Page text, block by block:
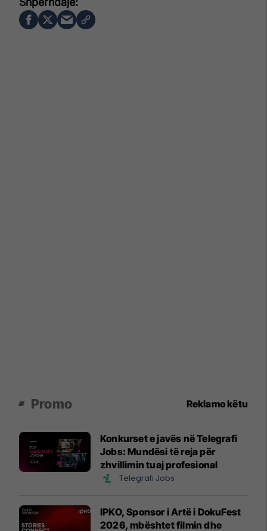
Promo Reklamo këtu
Konkurset e javës në Telegrafi
Jobs: Mundësi të reja për
zhvillimin tuaj profesional
Telegrafi Jobs
IPKO, Sponsor i Artë i DokuFest
2026, mbështet filmin dhe